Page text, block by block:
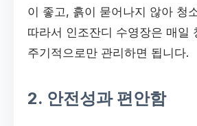
이 좋고, 흙이 묻어나지 않아 청
따라서 인조잔디 수영장은 매일
주기적으로만 관리하면 됩니다.
2. 안전성과 편안함